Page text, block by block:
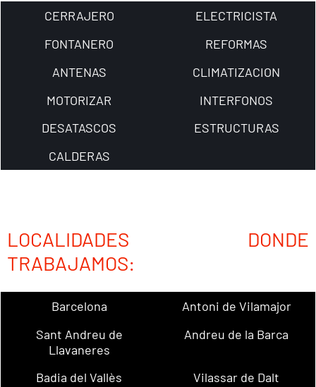
CERRAJERO
ELECTRICISTA
FONTANERO
REFORMAS
ANTENAS
CLIMATIZACION
MOTORIZAR
INTERFONOS
DESATASCOS
ESTRUCTURAS
CALDERAS
LOCALIDADES DONDE
TRABAJAMOS:
Barcelona
Antoni de Vilamajor
Sant Andreu de
Llavaneres
Andreu de la Barca
Badia del Vallès
Vilassar de Dalt